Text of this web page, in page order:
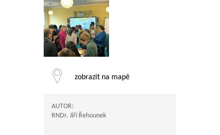
zobrazit na mapě
AUTOR:
RNDr. Jiří Řehounek